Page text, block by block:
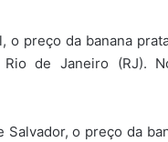
o preço da banana
Rio de Janeiro
Salvador, o preço da